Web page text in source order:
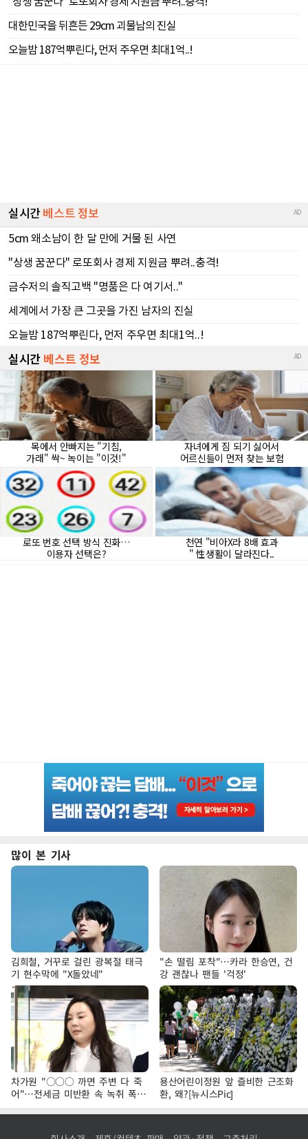
많이 본 기사
김희철, 거꾸로 걸린 광복절 태극
기 현수막에 "X돌았네"
"손 떨림 포착"…카라 한승연, 건
강 괜찮나 팬들 '걱정'
차가원 "○○○ 까면 주변 다 죽
어"…전세금 미반환 속 녹취 폭로
파장
용산어린이정원 앞 즐비한 근조화
환, 왜?[뉴시스Pic]